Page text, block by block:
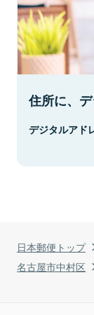
日本郵便トップ
名古屋市中村区
住所に、デ
デジタルアド